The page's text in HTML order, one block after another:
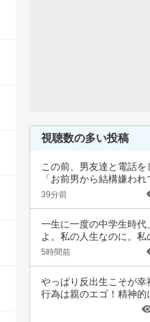
視聴数の多い投稿
この前、男友達と電話を
「お前男から結構嫌わ
れました…
39分前
一生に一度の中学生時代
よ。私の人生なのに。
でいいから…
5時間前
やっぱり反出生こそが幸
行為は親のエゴ！精神的